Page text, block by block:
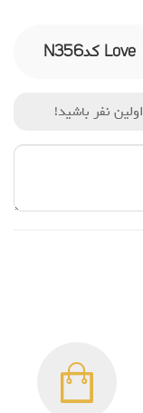
نفر باشید!